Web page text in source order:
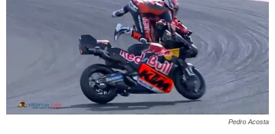
Pedro Acosta